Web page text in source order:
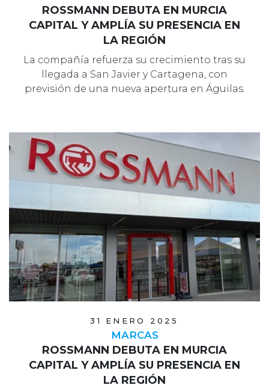
ROSSMANN DEBUTA EN MURCIA
CAPITAL Y AMPLÍA SU PRESENCIA EN
LA REGIÓN
La compañía refuerza su crecimiento tras su
llegada a San Javier y Cartagena, con
previsión de una nueva apertura en Águilas.
31 ENERO 2025
MARCAS
ROSSMANN DEBUTA EN MURCIA
CAPITAL Y AMPLÍA SU PRESENCIA EN
LA REGIÓN